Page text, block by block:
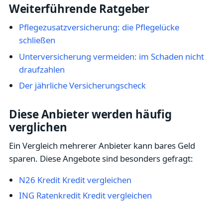
Weiterführende Ratgeber
Pflegezusatzversicherung: die Pflegelücke
schließen
Unterversicherung vermeiden: im Schaden nicht
draufzahlen
Der jährliche Versicherungscheck
Diese Anbieter werden häufig
verglichen
Ein Vergleich mehrerer Anbieter kann bares Geld
sparen. Diese Angebote sind besonders gefragt:
N26 Kredit Kredit vergleichen
ING Ratenkredit Kredit vergleichen